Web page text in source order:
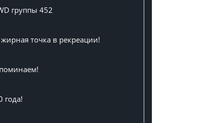
группы 452
точка в рекреации!
года!